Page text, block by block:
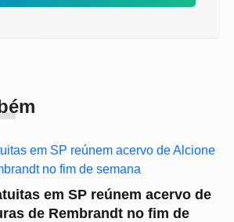
em SP reúnem acervo de
de Rembrandt no fim de